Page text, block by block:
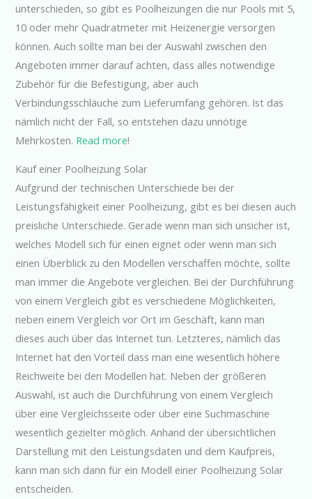
unterschieden, so gibt es Poolheizungen die nur Pools mit 5,
10 oder mehr Quadratmeter mit Heizenergie versorgen
können. Auch sollte man bei der Auswahl zwischen den
Angeboten immer darauf achten, dass alles notwendige
Zubehör für die Befestigung, aber auch
Verbindungsschläuche zum Lieferumfang gehören. Ist das
nämlich nicht der Fall, so entstehen dazu unnötige
Mehrkosten. Read more!
Kauf einer Poolheizung Solar
Aufgrund der technischen Unterschiede bei der
Leistungsfähigkeit einer Poolheizung, gibt es bei diesen auch
preisliche Unterschiede. Gerade wenn man sich unsicher ist,
welches Modell sich für einen eignet oder wenn man sich
einen Überblick zu den Modellen verschaffen möchte, sollte
man immer die Angebote vergleichen. Bei der Durchführung
von einem Vergleich gibt es verschiedene Möglichkeiten,
neben einem Vergleich vor Ort im Geschäft, kann man
dieses auch über das Internet tun. Letzteres, nämlich das
Internet hat den Vorteil dass man eine wesentlich höhere
Reichweite bei den Modellen hat. Neben der größeren
Auswahl, ist auch die Durchführung von einem Vergleich
über eine Vergleichsseite oder über eine Suchmaschine
wesentlich gezielter möglich. Anhand der übersichtlichen
Darstellung mit den Leistungsdaten und dem Kaufpreis,
kann man sich dann für ein Modell einer Poolheizung Solar
entscheiden.